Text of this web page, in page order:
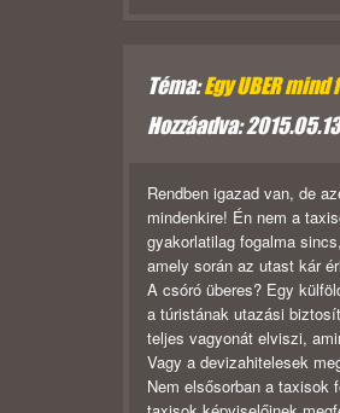
Téma:Egy UBER
Hozzáadva:
Rendben igazad van, de
mindenkire! Én nem a
gyakorlatilag fogalma
amely során az utast kár
A csóró überes? Egy
a túristának utazási
teljes vagyonát elviszi,
Vagy a devizahitelesek
Nem elsősorban a taxisok